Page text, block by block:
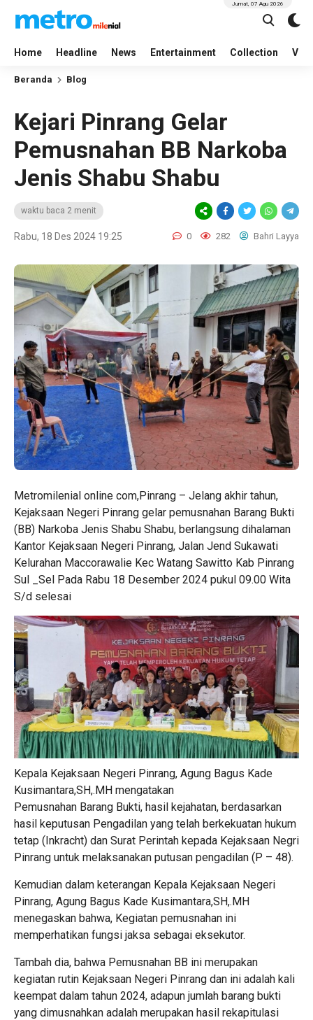
Home Headline News Entertainment Collection
Jumat, 07 Agu 2026
Beranda Blog
Kejari Pinrang Gelar
Pemusnahan BB Narkoba
Jenis Shabu Shabu
waktu baca 2 menit
Rabu, 18 Des 2024 19:25 0 282 Bahri Layya
Metromilenial online com,Pinrang – Jelang akhir tahun,
Kejaksaan Negeri Pinrang gelar pemusnahan Barang Bukti
(BB) Narkoba Jenis Shabu Shabu, berlangsung dihalaman
Kantor Kejaksaan Negeri Pinrang, Jalan Jend Sukawati
Kelurahan Maccorawalie Kec Watang Sawitto Kab Pinrang
Sul _Sel Pada Rabu 18 Desember 2024 pukul 09.00 Wita
S/d selesai
Kepala Kejaksaan Negeri Pinrang, Agung Bagus Kade
Kusimantara,SH,.MH mengatakan
Pemusnahan Barang Bukti, hasil kejahatan, berdasarkan
hasil keputusan Pengadilan yang telah berkekuatan hukum
tetap (Inkracht) dan Surat Perintah kepada Kejaksaan Negri
Pinrang untuk melaksanakan putusan pengadilan (P – 48).
Kemudian dalam keterangan Kepala Kejaksaan Negeri
Pinrang, Agung Bagus Kade Kusimantara,SH,.MH
menegaskan bahwa, Kegiatan pemusnahan ini
memperhatikan fungsi jaksa sebagai eksekutor.
Tambah dia, bahwa Pemusnahan BB ini merupakan
kegiatan rutin Kejaksaan Negeri Pinrang dan ini adalah kali
keempat dalam tahun 2024, adapun jumlah barang bukti
yang dimusnahkan adalah merupakan hasil rekapitulasi